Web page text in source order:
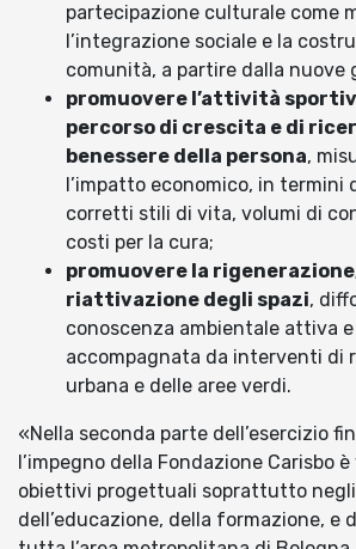
partecipazione culturale come
l’integrazione sociale e la
comunità, a partire dalla nuove
promuovere l’attività
percorso di crescita e di
benessere della persona,
l’impatto economico, in termini
corretti stili di vita, volumi di
costi per la cura;
promuovere la
riattivazione degli spazi,
conoscenza ambientale attiva
accompagnata da interventi di
urbana e delle aree verdi.
«Nella seconda parte dell’esercizio
l’impegno della Fondazione Carisbo
obiettivi progettuali soprattutto
dell’educazione, della formazione, e